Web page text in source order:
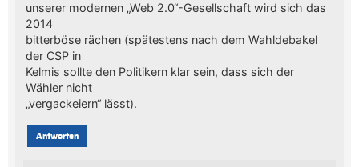
unserer modernen „Web 2.0“-Gesellschaft wird sich das
2014
bitterböse rächen (spätestens nach dem Wahldebakel
der CSP in
Kelmis sollte den Politikern klar sein, dass sich der
Wähler nicht
„vergackeiern“ lässt).
Antworten